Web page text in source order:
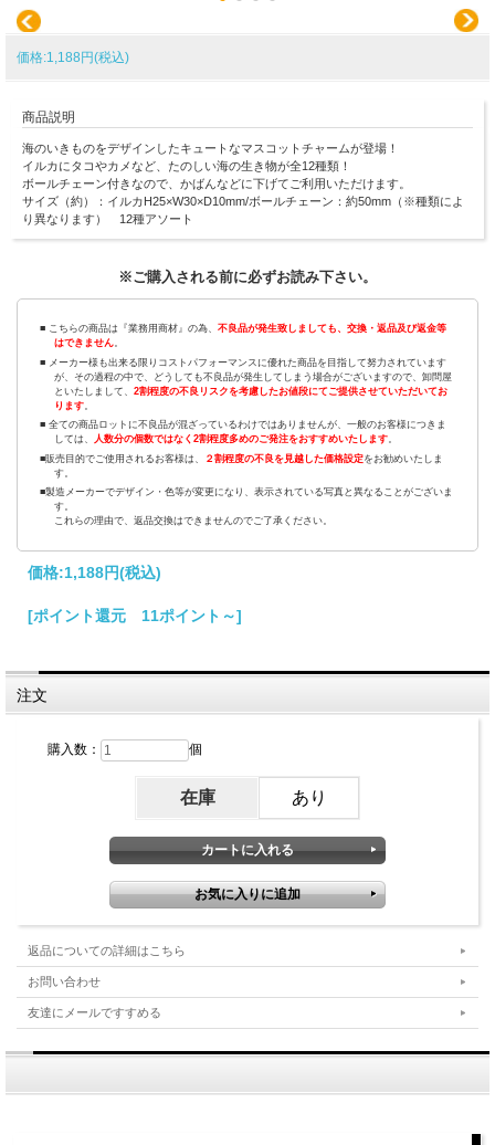
価格:1,188円(税込)
商品説明
海のいきものをデザインしたキュートなマスコットチャームが登場！
イルカにタコやカメなど、たのしい海の生き物が全12種類！
ボールチェーン付きなので、かばんなどに下げてご利用いただけます。
サイズ（約）：イルカH25×W30×D10mm/ボールチェーン：約50mm（※種類によ
り異なります） 12種アソート
※ご購入される前に必ずお読み下さい。
■ こちらの商品は『業務用商材』の為、 不良品が発生致しましても、交換・返品及び返金等
はできません。
■ メーカー様も出来る限りコストパフォーマンスに優れた商品を目指して努力されています
が、その過程の中で、どうしても不良品が発生してしまう場合がございますので、卸問屋
といたしまして、2割程度の不良リスクを考慮したお値段にてご提供させていただいてお
ります
■ 全ての商品ロットに不良品が混ざっているわけではありませんが、一般のお客様につきま
しては、 人数分の個数ではなく2割程度多めのご発注をおすすめいたします。
■販売目的でご使用されるお客様は、
２割程度の不良を見越した価格設定をお勧めいたしま
す。
■製造メーカーでデザイン・色等が変更になり、表示されている写真と異なることがございま
す。
これらの理由で、返品交換はできませんのでご了承ください。
価格:1,188円(税込)
[ポイント還元 11ポイント～]
注文
購入数： 個
在庫 あり
返品についての詳細はこちら
お問い合わせ
友達にメールですすめる